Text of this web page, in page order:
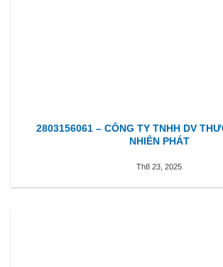
2803156061 – CÔNG TY TNHH DV
NHIÊN PHÁT
Th8 23, 2025